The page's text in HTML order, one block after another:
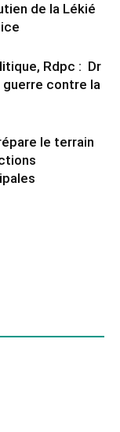
de la Lékié
Rdpc : Dr
guerre contre la
le terrain